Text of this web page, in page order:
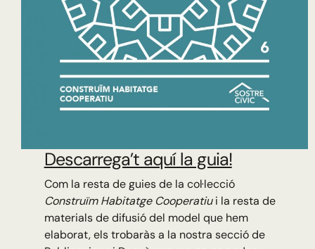
Descarrega’t aquí la guia!
Com la resta de guies de la col·lecció
Construïm Habitatge Cooperatiui la resta de
materials de difusió del model que hem
elaborat, els trobaràs a la nostra secció de